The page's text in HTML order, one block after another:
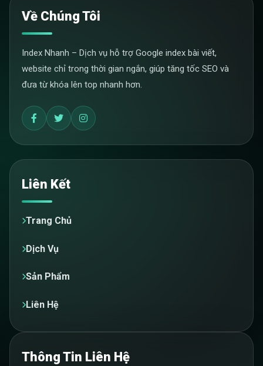
Về Chúng Tôi
Index Nhanh – Dịch vụ hỗ trợ Google index bài viết,
website chỉ trong thời gian ngắn, giúp tăng tốc SEO và
đưa từ khóa lên top nhanh hơn.
Liên Kết
Trang Chủ
Dịch Vụ
Sản Phẩm
Liên Hệ
Thông Tin Liên Hệ